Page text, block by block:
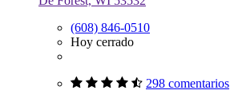
(608) 846-0510
Hoy cerrado
298 comentarios